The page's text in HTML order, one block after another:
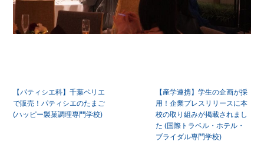
稿
ナ
【パティシエ科】千葉ペリエ
で販売！パティシエのたまご
(ハッピー製菓調理専門学校)
【産学連携】学生の企画が採
用！企業プレスリリースに本
校の取り組みが掲載されまし
た (国際トラベル・ホテル・
ブライダル専門学校)